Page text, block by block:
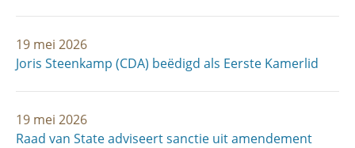
19 mei 2026
Joris Steenkamp (CDA) beëdigd als Eerste Kamerlid
19 mei 2026
Raad van State adviseert sanctie uit amendement